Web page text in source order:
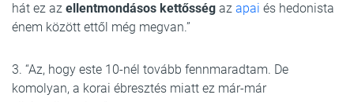
hát ez az ellentmondásos kettősség az apai és hedonista
énem között ettől még megvan.”
3. “Az, hogy este 10-nél tovább fennmaradtam. De
komolyan, a korai ébresztés miatt ez már-már